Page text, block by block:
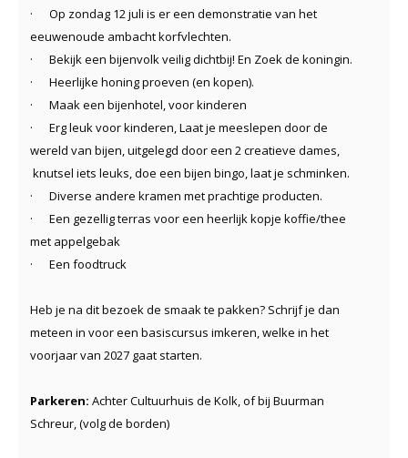
· Op zondag 12 juli is er een demonstratie van het
eeuwenoude ambacht korfvlechten.
· Bekijk een bijenvolk veilig dichtbij! En Zoek de koningin.
· Heerlijke honing proeven (en kopen).
· Maak een bijenhotel, voor kinderen
· Erg leuk voor kinderen, Laat je meeslepen door de
wereld van bijen, uitgelegd door een 2 creatieve dames,
knutsel iets leuks, doe een bijen bingo, laat je schminken.
· Diverse andere kramen met prachtige producten.
· Een gezellig terras voor een heerlijk kopje koffie/thee
met appelgebak
· Een foodtruck
Heb je na dit bezoek de smaak te pakken? Schrijf je dan
meteen in voor een basiscursus imkeren, welke in het
voorjaar van 2027 gaat starten.
Parkeren: Achter Cultuurhuis de Kolk, of bij Buurman
Schreur, (volg de borden)